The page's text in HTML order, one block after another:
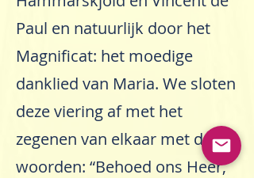
Paul en natuurlijk door het
Magnificat: het moedige
danklied van Maria. We sloten
deze viering af met het
zegenen van elkaar met de
woorden: “Behoed ons Heer,